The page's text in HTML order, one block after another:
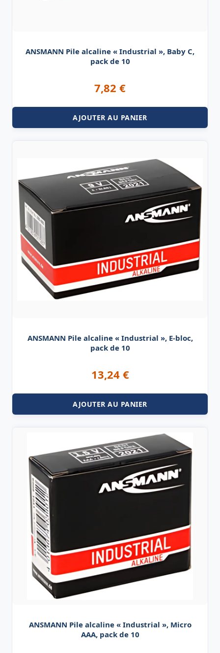
ANSMANN Pile alcaline « Industrial », Baby C,
pack de 10
7,82 €
AJOUTER AU PANIER
ANSMANN Pile alcaline « Industrial », E-bloc,
pack de 10
13,24 €
AJOUTER AU PANIER
ANSMANN Pile alcaline « Industrial », Micro
AAA, pack de 10